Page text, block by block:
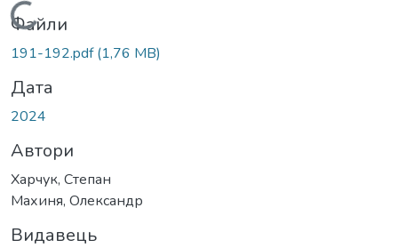
Вантажиться...
Файли
191-192.pdf(1,76 MB)
Дата
2024
Автори
Харчук, Степан
Махиня, Олександр
Видавець